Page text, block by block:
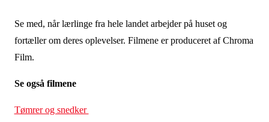
Se med, når lærlinge fra hele landet arbejder på huset og
fortæller om deres oplevelser. Filmene er produceret af Chroma
Film.
Se også filmene
Tømrer og snedker